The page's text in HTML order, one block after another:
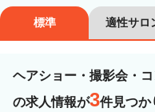
沿線・駅を選択
神戸市長田区
標準 適性サロ
ヘアショー・撮影会・
の求人情報が3件見つか